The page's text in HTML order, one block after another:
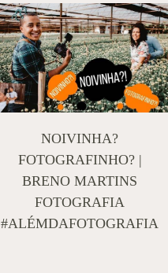
NOIVINHA?
FOTOGRAFINHO? |
BRENO MARTINS
FOTOGRAFIA
#ALÉMDAFOTOGRAFIA